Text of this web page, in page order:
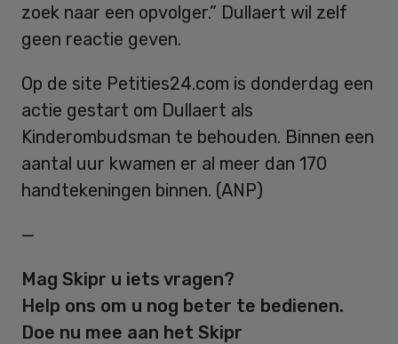
zoek naar een opvolger.” Dullaert wil zelf
geen reactie geven.
Op de site Petities24.com is donderdag een
actie gestart om Dullaert als
Kinderombudsman te behouden. Binnen een
aantal uur kwamen er al meer dan 170
handtekeningen binnen. (ANP)
—
Mag Skipr u iets vragen?
Help ons om u nog beter te bedienen.
Doe nu mee aan het Skipr